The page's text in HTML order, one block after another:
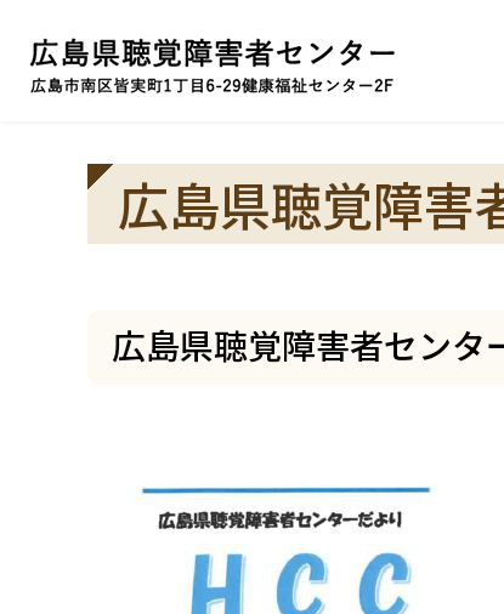
広島県聴覚障害
広島県聴覚障害者セン